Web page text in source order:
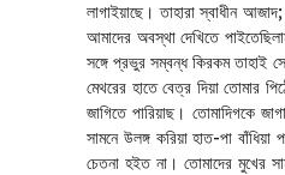
লাগাইয়াছে। তাহারা স্বাধীন
আমাদের অবস্থা দেখিতে
সঙ্গে প্রভুর সম্বন্ধ কিরকম তাহাই
মেথরের হাতে বেত্র দিয়া তোমার
জাগিতে পারিয়াছ। তোমাদিগকে
সামনে উলঙ্গ করিয়া হাত-পা
চেতনা হইত না। তোমাদের মুখের